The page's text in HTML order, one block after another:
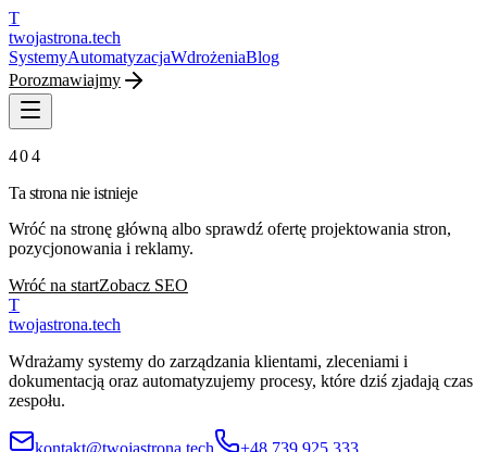
T
twojastrona.tech
SystemyAutomatyzacjaWdrożeniaBlog
Porozmawiajmy
404
Ta strona nie istnieje
Wróć na stronę główną albo sprawdź ofertę projektowania stron,
pozycjonowania i reklamy.
Wróć na startZobacz SEO
T
twojastrona.tech
Wdrażamy systemy do zarządzania klientami, zleceniami i
dokumentacją oraz automatyzujemy procesy, które dziś zjadają czas
zespołu.
kontakt@twojastrona.tech
+48 739 925 333